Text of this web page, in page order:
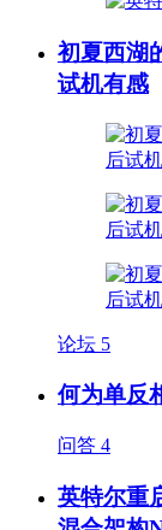
初夏西湖
试机有感
论坛 5
何为单反
问答 4
英特尔重